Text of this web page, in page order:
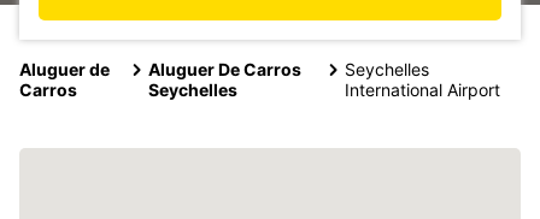
Aluguer de
Carros
Aluguer De Carros
Seychelles
Seychelles
International Airport